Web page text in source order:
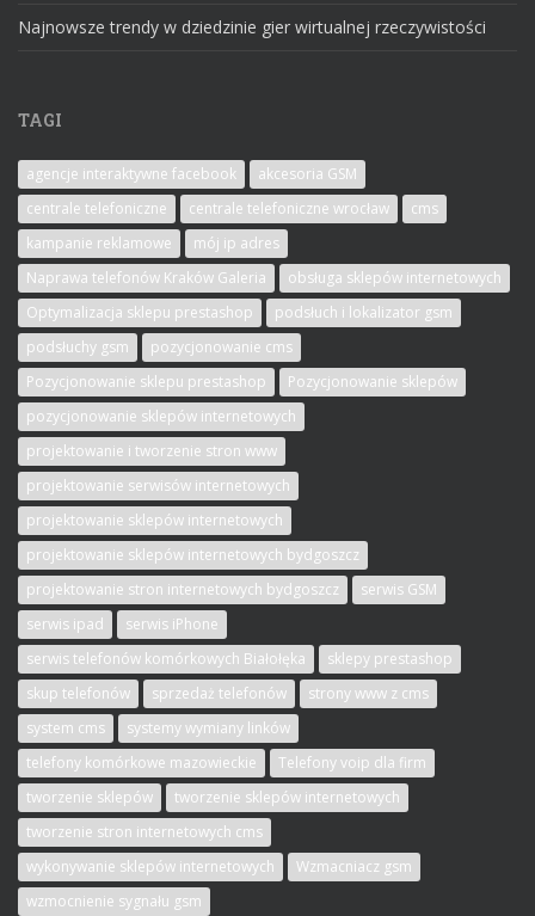
Najnowsze trendy w dziedzinie gier wirtualnej rzeczywistości
TAGI
agencje interaktywne facebook
akcesoria GSM
centrale telefoniczne
centrale telefoniczne wrocław
cms
kampanie reklamowe
mój ip adres
Naprawa telefonów Kraków Galeria
obsługa sklepów internetowych
Optymalizacja sklepu prestashop
podsłuch i lokalizator gsm
podsłuchy gsm
pozycjonowanie cms
Pozycjonowanie sklepu prestashop
Pozycjonowanie sklepów
pozycjonowanie sklepów internetowych
projektowanie i tworzenie stron www
projektowanie serwisów internetowych
projektowanie sklepów internetowych
projektowanie sklepów internetowych bydgoszcz
projektowanie stron internetowych bydgoszcz
serwis GSM
serwis ipad
serwis iPhone
serwis telefonów komórkowych Białołęka
sklepy prestashop
skup telefonów
sprzedaż telefonów
strony www z cms
system cms
systemy wymiany linków
telefony komórkowe mazowieckie
Telefony voip dla firm
tworzenie sklepów
tworzenie sklepów internetowych
tworzenie stron internetowych cms
wykonywanie sklepów internetowych
Wzmacniacz gsm
wzmocnienie sygnału gsm